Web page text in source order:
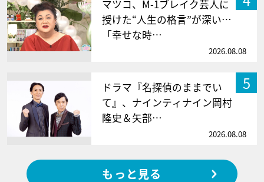
マツコ、M-1ブレイク芸人に
授けた“人生の格言”が深い…
「幸せな時…
2026.08.08
5
ドラマ『名探偵のままでい
て』、ナインティナイン岡村
隆史＆矢部…
2026.08.08
もっと見る